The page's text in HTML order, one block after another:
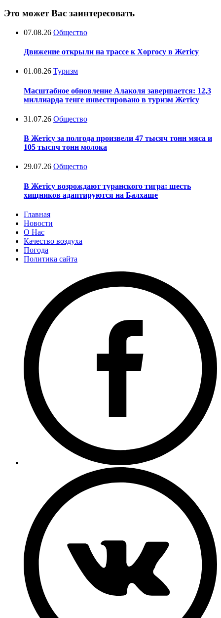
Это может Вас заинтересовать
07.08.26 Общество
Движение открыли на трассе к Хоргосу в Жетісу
01.08.26 Туризм
Масштабное обновление Алаколя завершается: 12,3
миллиарда тенге инвестировано в туризм Жетісу
31.07.26 Общество
В Жетісу за полгода произвели 47 тысяч тонн мяса и
105 тысяч тонн молока
29.07.26 Общество
В Жетісу возрождают туранского тигра: шесть
хищников адаптируются на Балхаше
Главная
Новости
О Нас
Качество воздуха
Погода
Политика сайта